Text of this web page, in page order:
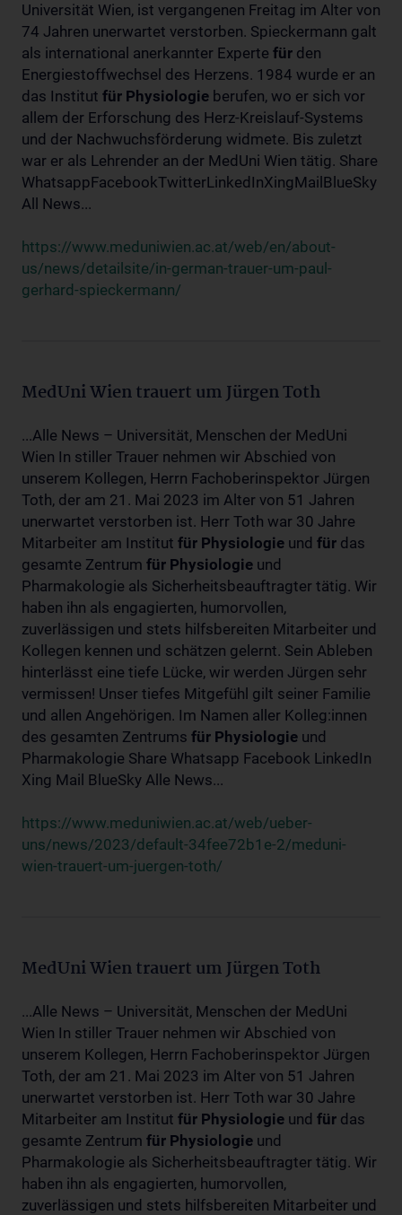
Universität Wien, ist vergangenen Freitag im Alter von
74 Jahren unerwartet verstorben. Spieckermann galt
als international anerkannter Experte für den
Energiestoffwechsel des Herzens. 1984 wurde er an
das Institut für Physiologie berufen, wo er sich vor
allem der Erforschung des Herz-Kreislauf-Systems
und der Nachwuchsförderung widmete. Bis zuletzt
war er als Lehrender an der MedUni Wien tätig. Share
WhatsappFacebookTwitterLinkedInXingMailBlueSky
All News...
https://www.meduniwien.ac.at/web/en/about-
us/news/detailsite/in-german-trauer-um-paul-
gerhard-spieckermann/
MedUni Wien trauert um Jürgen Toth
...Alle News – Universität, Menschen der MedUni
Wien In stiller Trauer nehmen wir Abschied von
unserem Kollegen, Herrn Fachoberinspektor Jürgen
Toth, der am 21. Mai 2023 im Alter von 51 Jahren
unerwartet verstorben ist. Herr Toth war 30 Jahre
Mitarbeiter am Institut für Physiologie und für das
gesamte Zentrum für Physiologie und
Pharmakologie als Sicherheitsbeauftragter tätig. Wir
haben ihn als engagierten, humorvollen,
zuverlässigen und stets hilfsbereiten Mitarbeiter und
Kollegen kennen und schätzen gelernt. Sein Ableben
hinterlässt eine tiefe Lücke, wir werden Jürgen sehr
vermissen! Unser tiefes Mitgefühl gilt seiner Familie
und allen Angehörigen. Im Namen aller Kolleg:innen
des gesamten Zentrums für Physiologie und
Pharmakologie Share Whatsapp Facebook LinkedIn
Xing Mail BlueSky Alle News...
https://www.meduniwien.ac.at/web/ueber-
uns/news/2023/default-34fee72b1e-2/meduni-
wien-trauert-um-juergen-toth/
MedUni Wien trauert um Jürgen Toth
...Alle News – Universität, Menschen der MedUni
Wien In stiller Trauer nehmen wir Abschied von
unserem Kollegen, Herrn Fachoberinspektor Jürgen
Toth, der am 21. Mai 2023 im Alter von 51 Jahren
unerwartet verstorben ist. Herr Toth war 30 Jahre
Mitarbeiter am Institut für Physiologie und für das
gesamte Zentrum für Physiologie und
Pharmakologie als Sicherheitsbeauftragter tätig. Wir
haben ihn als engagierten, humorvollen,
zuverlässigen und stets hilfsbereiten Mitarbeiter und